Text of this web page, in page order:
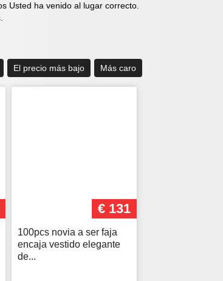
Usted ha venido al lugar correcto.
El precio más bajo Más caro
€ 131
100pcs novia a ser faja
encaja vestido elegante
de...